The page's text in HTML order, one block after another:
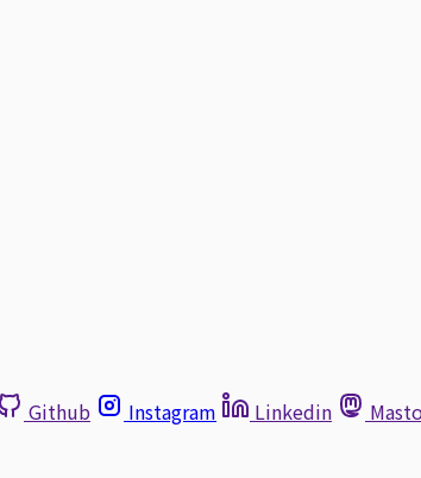
Github Instagram Linkedin